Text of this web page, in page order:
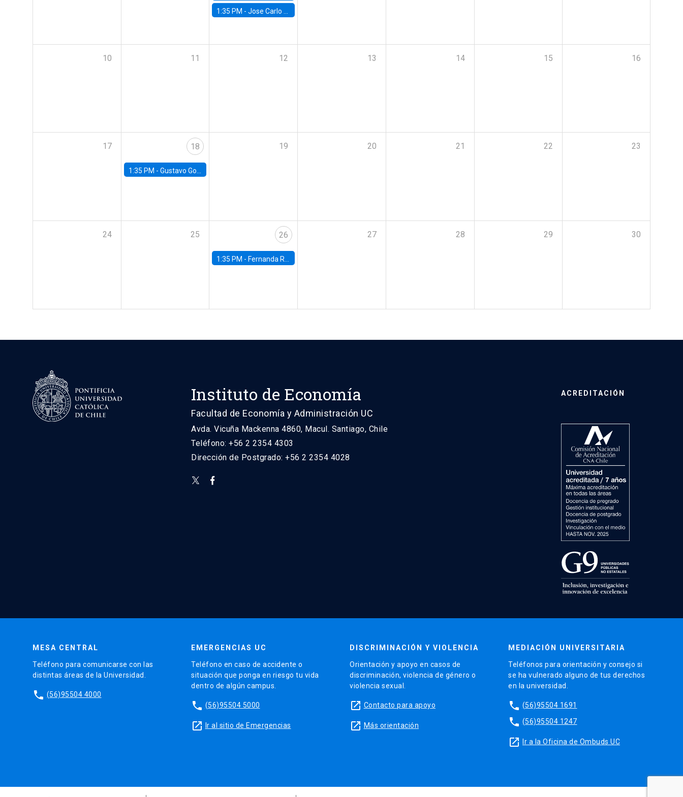
1:35 PM -Jose Carlo Bermudez, UC (ME) & World Bank
10 11 12 13 14 15 16
17 18
1:35 PM - Gustavo González, Banco Central de Chile
19 20 21 22 23
24 25 26
1:35 PM - Fernanda Rojas Ampuero, University of Wisconsin-Madison
27 28 29 30
Instituto de Economía
Facultad de Economía y Administración UC
Avda. Vicuña Mackenna 4860, Macul. Santiago, Chile
Teléfono: +56 2 2354 4303
Dirección de Postgrado: +56 2 2354 4028
ACREDITACIÓN
MESA CENTRAL
Teléfono para comunicarse con las
distintas áreas de la Universidad.
phone (56)95504 4000
EMERGENCIAS UC
Teléfono en caso de accidente o
situación que ponga en riesgo tu vida
dentro de algún campus.
phone (56)95504 5000
launch Ir al sitio de Emergencias
DISCRIMINACIÓN Y VIOLENCIA
Orientación y apoyo en casos de
discriminación, violencia de género o
violencia sexual.
launch Contacto para apoyo
launch Más orientación
MEDIACIÓN UNIVERSITARIA
Teléfonos para orientación y consejo si
se ha vulnerado alguno de tus derechos
en la universidad.
phone (56)95504 1691
phone (56)95504 1247
launch Ir a la Oficina de Ombuds UC